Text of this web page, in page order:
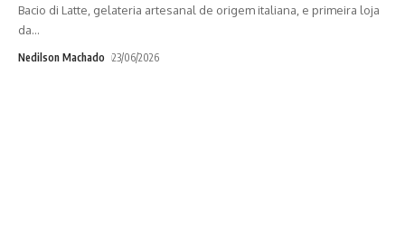
Bacio di Latte, gelateria artesanal de origem italiana, e primeira loja
da…
Nedilson Machado 23/06/2026